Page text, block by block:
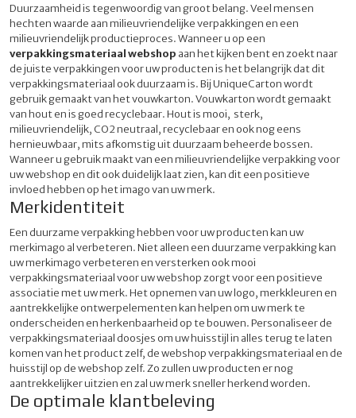
Duurzaamheid is tegenwoordig van groot belang. Veel mensen
hechten waarde aan milieuvriendelijke verpakkingen en een
milieuvriendelijk productieproces. Wanneer u op een
verpakkingsmateriaal webshop aan het kijken bent en zoekt naar
de juiste verpakkingen voor uw producten is het belangrijk dat dit
verpakkingsmateriaal ook duurzaam is. Bij UniqueCarton wordt
gebruik gemaakt van het vouwkarton. Vouwkarton wordt gemaakt
van hout en is goed recyclebaar. Hout is mooi, sterk,
milieuvriendelijk, CO2 neutraal, recyclebaar en ook nog eens
hernieuwbaar, mits afkomstig uit duurzaam beheerde bossen.
Wanneer u gebruik maakt van een milieuvriendelijke verpakking voor
uw webshop en dit ook duidelijk laat zien, kan dit een positieve
invloed hebben op het imago van uw merk.
Merkidentiteit
Een duurzame verpakking hebben voor uw producten kan uw
merkimago al verbeteren. Niet alleen een duurzame verpakking kan
uw merkimago verbeteren en versterken ook mooi
verpakkingsmateriaal voor uw webshop zorgt voor een positieve
associatie met uw merk. Het opnemen van uw logo, merkkleuren en
aantrekkelijke ontwerpelementen kan helpen om uw merk te
onderscheiden en herkenbaarheid op te bouwen. Personaliseer de
verpakkingsmateriaal doosjes om uw huisstijl in alles terug te laten
komen van het product zelf, de webshop verpakkingsmateriaal en de
huisstijl op de webshop zelf. Zo zullen uw producten er nog
aantrekkelijker uitzien en zal uw merk sneller herkend worden.
De optimale klantbeleving